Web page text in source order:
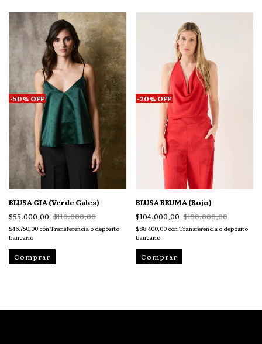
-50% OFF
BLUSA GIA (Verde Gales)
$55.000,00 $110.000,00
$46.750,00 conTransferencia o depósito
bancario
Comprar
-20% OFF
BLUSA BRUMA (Rojo)
$104.000,00 $130.000,00
$88.400,00 conTransferencia o depósito
bancario
Comprar